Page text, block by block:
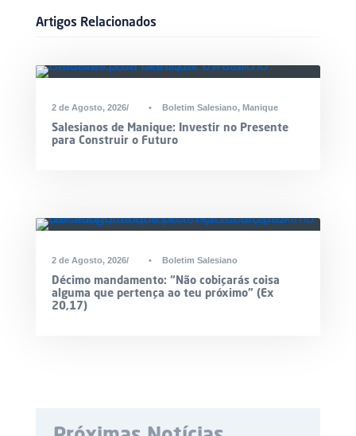
Artigos Relacionados
2 de Agosto, 2026 • Boletim Salesiano, Manique
Salesianos de Manique: Investir no Presente
para Construir o Futuro
2 de Agosto, 2026 • Boletim Salesiano
Décimo mandamento: “Não cobiçarás coisa
alguma que pertença ao teu próximo” (Ex
20,17)